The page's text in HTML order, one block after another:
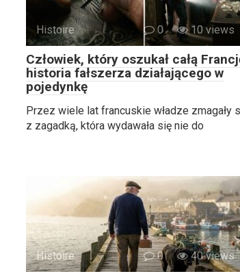
Histoire 0 10 views
Człowiek, który oszukał całą
historia fałszerza działającego w
pojedynkę
Przez wiele lat francuskie władze zmagały
z zagadką, która wydawała się nie do
Histoire 0 40 views